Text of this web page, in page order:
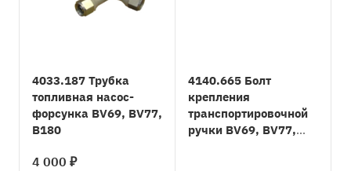
4033.187 Трубка
топливная насос-
форсунка BV69, BV77,
B180
4 000 ₽
4140.665 Болт
крепления
транспортировочной
ручки BV69, BV77,